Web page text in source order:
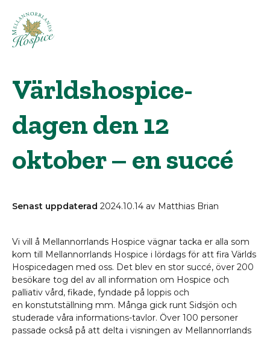
efter:
Om hospice
Aktuellt
Kontakta oss
Världshospice-
dagen den 12
oktober – en succé
Senast uppdaterad 2024.10.14 av Matthias Brian
Vi vill å Mellannorrlands Hospice vägnar tacka er alla som
kom till Mellannorrlands Hospice i lördags för att fira Världs
Hospicedagen med oss. Det blev en stor succé, över 200
besökare tog del av all information om Hospice och
palliativ vård, fikade, fyndade på loppis och
en konstutställning mm. Många gick runt Sidsjön och
studerade våra informations-tavlor. Över 100 personer
passade också på att delta i visningen av Mellannorrlands